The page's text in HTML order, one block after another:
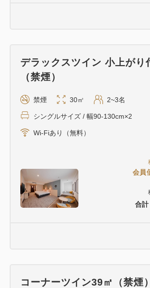
会員
合計
デラックスツイン 小上がり
（禁煙）
禁煙 30㎡ 2~3名
シングルサイズ / 幅90-130cm×2
Wi-Fiあり（無料）
コーナーツイン39㎡（禁煙）